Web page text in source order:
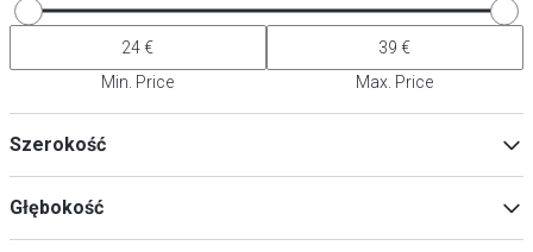
Min. Price Max. Price
Szerokość
Głębokość